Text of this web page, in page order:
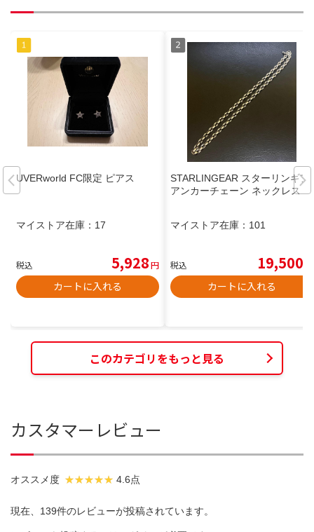
UVERworld FC限定 ピアス
マイストア在庫： 17
税込 5,928円
カートに入れる
STARLINGEAR スターリンギア
アンカーチェーン ネックレス
マイストア在庫： 101
税込 19,500
カートに入れる
このカテゴリをもっと見る
カスタマーレビュー
オススメ度 4.6点
現在、139件のレビューが投稿されています。